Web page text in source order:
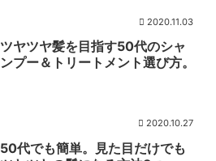
2020.11.03
ツヤツヤ髪を目指す50代のシャ
ンプー＆トリートメント選び方。
2020.10.27
50代でも簡単。見た目だけでも